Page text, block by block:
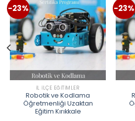
-23%
İL İLÇE EĞITIMLER
Robotik ve Kodlama
Öğretmenliği Uzaktan
Eğitim Kırıkkale
-23%